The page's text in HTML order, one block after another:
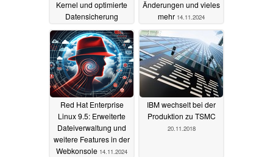
Kernel und optimierte
Datensicherung
30.11.2024
Änderungen und vieles
mehr 14.11.2024
Red Hat Enterprise
Linux 9.5: Erweiterte
Dateiverwaltung und
weitere Features in der
Webkonsole 14.11.2024
IBM wechselt bei der
Produktion zu TSMC
20.11.2018